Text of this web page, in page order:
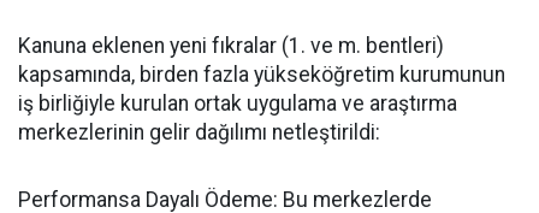
​Kanuna eklenen yeni fıkralar (1. ve m. bentleri)
kapsamında, birden fazla yükseköğretim kurumunun
iş birliğiyle kurulan ortak uygulama ve araştırma
merkezlerinin gelir dağılımı netleştirildi:
​Performansa Dayalı Ödeme: Bu merkezlerde